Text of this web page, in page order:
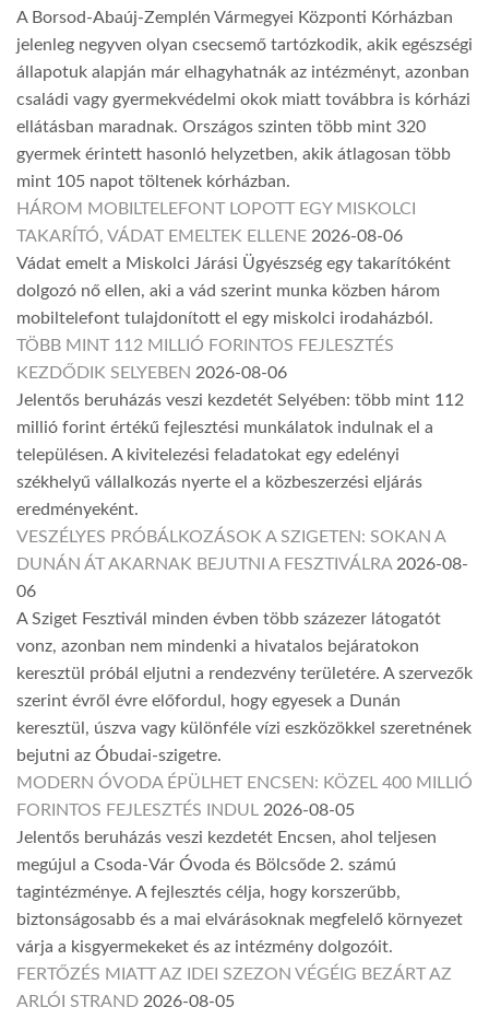
A Borsod-Abaúj-Zemplén Vármegyei Központi Kórházban
jelenleg negyven olyan csecsemő tartózkodik, akik egészségi
állapotuk alapján már elhagyhatnák az intézményt, azonban
családi vagy gyermekvédelmi okok miatt továbbra is kórházi
ellátásban maradnak. Országos szinten több mint 320
gyermek érintett hasonló helyzetben, akik átlagosan több
mint 105 napot töltenek kórházban.
HÁROM MOBILTELEFONT LOPOTT EGY MISKOLCI
TAKARÍTÓ, VÁDAT EMELTEK ELLENE 2026-08-06
Vádat emelt a Miskolci Járási Ügyészség egy takarítóként
dolgozó nő ellen, aki a vád szerint munka közben három
mobiltelefont tulajdonított el egy miskolci irodaházból.
TÖBB MINT 112 MILLIÓ FORINTOS FEJLESZTÉS
KEZDŐDIK SELYEBEN 2026-08-06
Jelentős beruházás veszi kezdetét Selyében: több mint 112
millió forint értékű fejlesztési munkálatok indulnak el a
településen. A kivitelezési feladatokat egy edelényi
székhelyű vállalkozás nyerte el a közbeszerzési eljárás
eredményeként.
VESZÉLYES PRÓBÁLKOZÁSOK A SZIGETEN: SOKAN A
DUNÁN ÁT AKARNAK BEJUTNI A FESZTIVÁLRA 2026-08-
06
A Sziget Fesztivál minden évben több százezer látogatót
vonz, azonban nem mindenki a hivatalos bejáratokon
keresztül próbál eljutni a rendezvény területére. A szervezők
szerint évről évre előfordul, hogy egyesek a Dunán
keresztül, úszva vagy különféle vízi eszközökkel szeretnének
bejutni az Óbudai-szigetre.
MODERN ÓVODA ÉPÜLHET ENCSEN: KÖZEL 400 MILLIÓ
FORINTOS FEJLESZTÉS INDUL 2026-08-05
Jelentős beruházás veszi kezdetét Encsen, ahol teljesen
megújul a Csoda-Vár Óvoda és Bölcsőde 2. számú
tagintézménye. A fejlesztés célja, hogy korszerűbb,
biztonságosabb és a mai elvárásoknak megfelelő környezet
várja a kisgyermekeket és az intézmény dolgozóit.
FERTŐZÉS MIATT AZ IDEI SZEZON VÉGÉIG BEZÁRT AZ
ARLÓI STRAND 2026-08-05